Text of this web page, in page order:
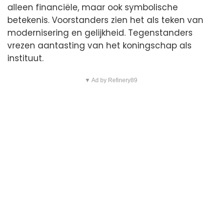
alleen financiële, maar ook symbolische
betekenis. Voorstanders zien het als teken van
modernisering en gelijkheid. Tegenstanders
vrezen aantasting van het koningschap als
instituut.
▼ Ad by Refinery89